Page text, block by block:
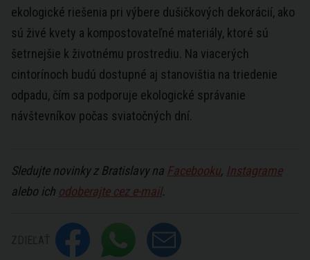
ekologické riešenia pri výbere dušičkových dekorácií, ako
sú živé kvety a kompostovateľné materiály, ktoré sú
šetrnejšie k životnému prostrediu. Na viacerých
cintorínoch budú dostupné aj stanovištia na triedenie
odpadu, čím sa podporuje ekologické správanie
návštevníkov počas sviatočných dní.
Sledujte novinky z Bratislavy na Facebooku, Instagrame
alebo ich odoberajte cez e-mail.